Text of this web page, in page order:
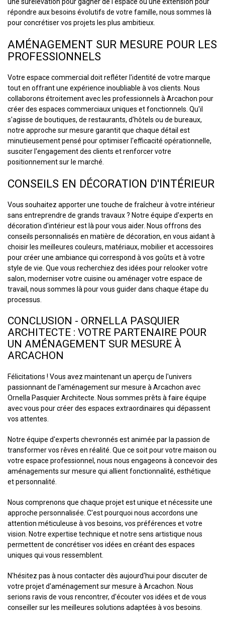
répondre aux besoins évolutifs de votre famille, nous sommes là
pour concrétiser vos projets les plus ambitieux.
AMÉNAGEMENT SUR MESURE POUR LES
PROFESSIONNELS
Votre espace commercial doit refléter l'identité de votre marque
tout en offrant une expérience inoubliable à vos clients. Nous
collaborons étroitement avec les professionnels à Arcachon pour
créer des espaces commerciaux uniques et fonctionnels. Qu'il
s'agisse de boutiques, de restaurants, d'hôtels ou de bureaux,
notre approche sur mesure garantit que chaque détail est
minutieusement pensé pour optimiser l'efficacité opérationnelle,
susciter l'engagement des clients et renforcer votre
positionnement sur le marché.
CONSEILS EN DÉCORATION D'INTÉRIEUR
Vous souhaitez apporter une touche de fraîcheur à votre intérieur
sans entreprendre de grands travaux ? Notre équipe d'experts en
décoration d'intérieur est là pour vous aider. Nous offrons des
conseils personnalisés en matière de décoration, en vous aidant à
choisir les meilleures couleurs, matériaux, mobilier et accessoires
pour créer une ambiance qui correspond à vos goûts et à votre
style de vie. Que vous recherchiez des idées pour relooker votre
salon, moderniser votre cuisine ou aménager votre espace de
travail, nous sommes là pour vous guider dans chaque étape du
processus.
CONCLUSION - ORNELLA PASQUIER
ARCHITECTE : VOTRE PARTENAIRE POUR
UN AMÉNAGEMENT SUR MESURE À
ARCACHON
Félicitations ! Vous avez maintenant un aperçu de l'univers
passionnant de l'aménagement sur mesure à Arcachon avec
Ornella Pasquier Architecte. Nous sommes prêts à faire équipe
avec vous pour créer des espaces extraordinaires qui dépassent
vos attentes.
Notre équipe d'experts chevronnés est animée par la passion de
transformer vos rêves en réalité. Que ce soit pour votre maison ou
votre espace professionnel, nous nous engageons à concevoir des
aménagements sur mesure qui allient fonctionnalité, esthétique
et personnalité.
Nous comprenons que chaque projet est unique et nécessite une
approche personnalisée. C'est pourquoi nous accordons une
attention méticuleuse à vos besoins, vos préférences et votre
vision. Notre expertise technique et notre sens artistique nous
permettent de concrétiser vos idées en créant des espaces
uniques qui vous ressemblent.
N'hésitez pas à nous contacter dès aujourd'hui pour discuter de
votre projet d'aménagement sur mesure à Arcachon. Nous
serions ravis de vous rencontrer, d'écouter vos idées et de vous
conseiller sur les meilleures solutions adaptées à vos besoins.